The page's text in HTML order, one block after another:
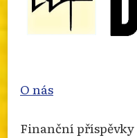
O nás
Finanční